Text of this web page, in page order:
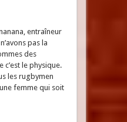
entraîneur
pas la
des
le physique.
les rugbymen
femme qui soit